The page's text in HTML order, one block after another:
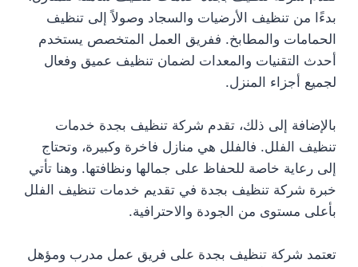
بدءًا من تنظيف الأرضيات والسجاد وصولاً إلى تنظيف
الحمامات والمطابخ. ففريق العمل المتخصص يستخدم
أحدث التقنيات والمعدات لضمان تنظيف عميق وفعال
لجميع أجزاء المنزل.
بالإضافة إلى ذلك، تقدم شركة تنظيف بجدة خدمات
تنظيف الفلل. فالفلل هي منازل فاخرة وكبيرة، وتحتاج
إلى رعاية خاصة للحفاظ على جمالها ونظافتها. وهنا تأتي
خبرة شركة تنظيف بجدة في تقديم خدمات تنظيف الفلل
بأعلى مستوى من الجودة والاحترافية.
تعتمد شركة تنظيف بجدة على فريق عمل مدرب ومؤهل